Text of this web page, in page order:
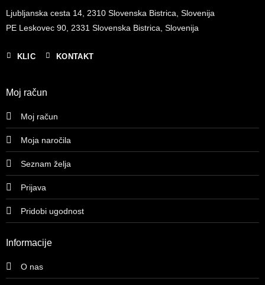
Ljubljanska cesta 14, 2310 Slovenska Bistrica, Slovenija
PE Leskovec 90, 2331 Slovenska Bistrica, Slovenija
KLIC KONTAKT
Moj račun
Moj račun
Moja naročila
Seznam želja
Prijava
Pridobi ugodnost
Informacije
O nas